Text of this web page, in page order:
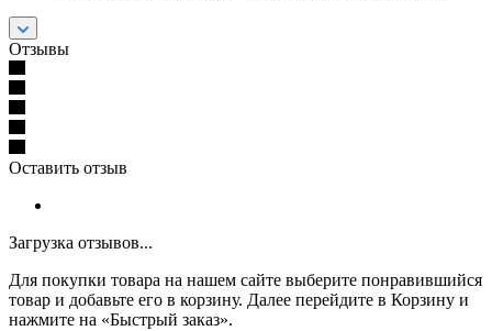
Отзывы
Оставить отзыв
Загрузка отзывов...
Для покупки товара на нашем сайте выберите понравившийся
товар и добавьте его в корзину. Далее перейдите в Корзину и
нажмите на «Быстрый заказ».